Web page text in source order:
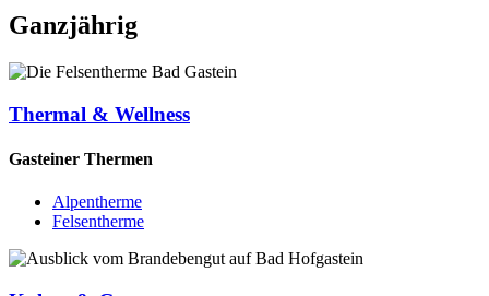
Ganzjährig
Thermal & Wellness
Gasteiner Thermen
Alpentherme
Felsentherme